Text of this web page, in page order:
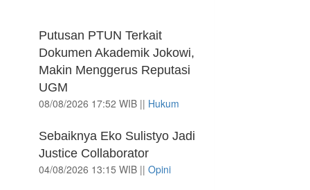
Eks Menhan Sebut, Iran
Pegang "Semua Kartu" dalam
Perang Lawan AS
06/08/2026 19:39 WIB ||
Bandung Akan Ditanggung
Kemenkeu
06/08/2026 19:02 WIB ||Keuangan
Putusan PTUN Terkait
Dokumen Akademik Jokowi,
Makin Menggerus Reputasi
UGM
08/08/2026 17:52 WIB || Hukum
Sebaiknya Eko Sulistyo Jadi
Justice Collaborator
04/08/2026 13:15 WIB || Opini